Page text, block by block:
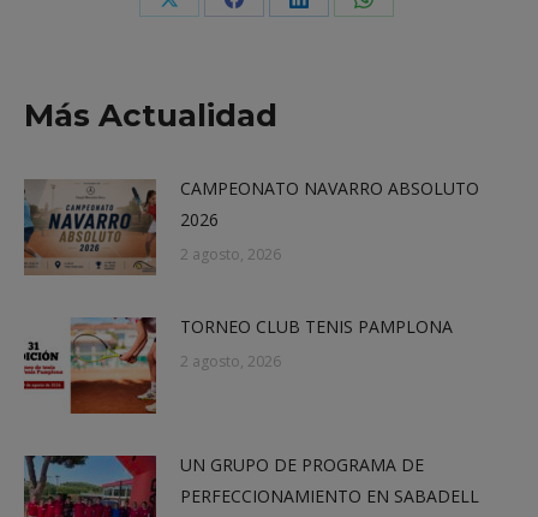
Share Share Share Share
Más Actualidad
CAMPEONATO NAVARRO ABSOLUTO
2026
2 agosto, 2026
TORNEO CLUB TENIS PAMPLONA
2 agosto, 2026
UN GRUPO DE PROGRAMA DE
PERFECCIONAMIENTO EN SABADELL